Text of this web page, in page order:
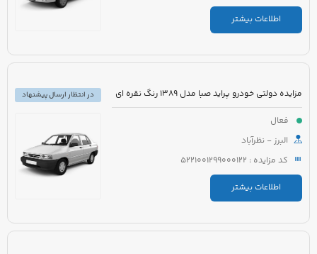
اطلاعات بیشتر
مزایده دولتی خودرو پراید صبا مدل 1389 رنگ نقره ای
فعال
البرز - نظرآباد
کد مزایده : 5221001299000122
اطلاعات بیشتر
در انتظار ارسال پیشنهاد